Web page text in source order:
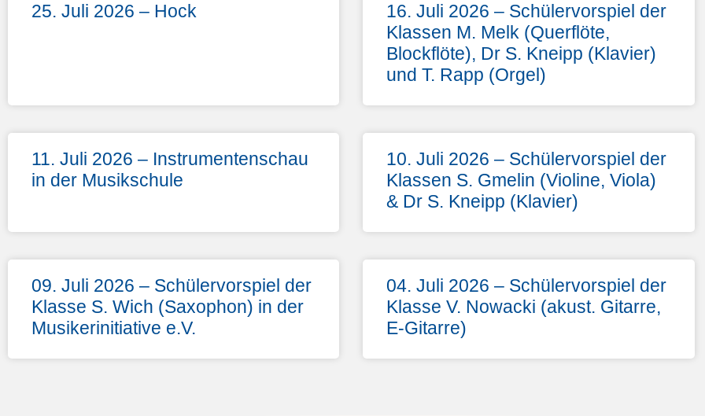
25. Juli 2026 – Hock
16. Juli 2026 – Schülervorspiel der
Klassen M. Melk (Querflöte,
Blockflöte), Dr S. Kneipp (Klavier)
und T. Rapp (Orgel)
11. Juli 2026 – Instrumentenschau
in der Musikschule
10. Juli 2026 – Schülervorspiel der
Klassen S. Gmelin (Violine, Viola)
& Dr S. Kneipp (Klavier)
09. Juli 2026 – Schülervorspiel der
Klasse S. Wich (Saxophon) in der
Musikerinitiative e.V.
04. Juli 2026 – Schülervorspiel der
Klasse V. Nowacki (akust. Gitarre,
E-Gitarre)